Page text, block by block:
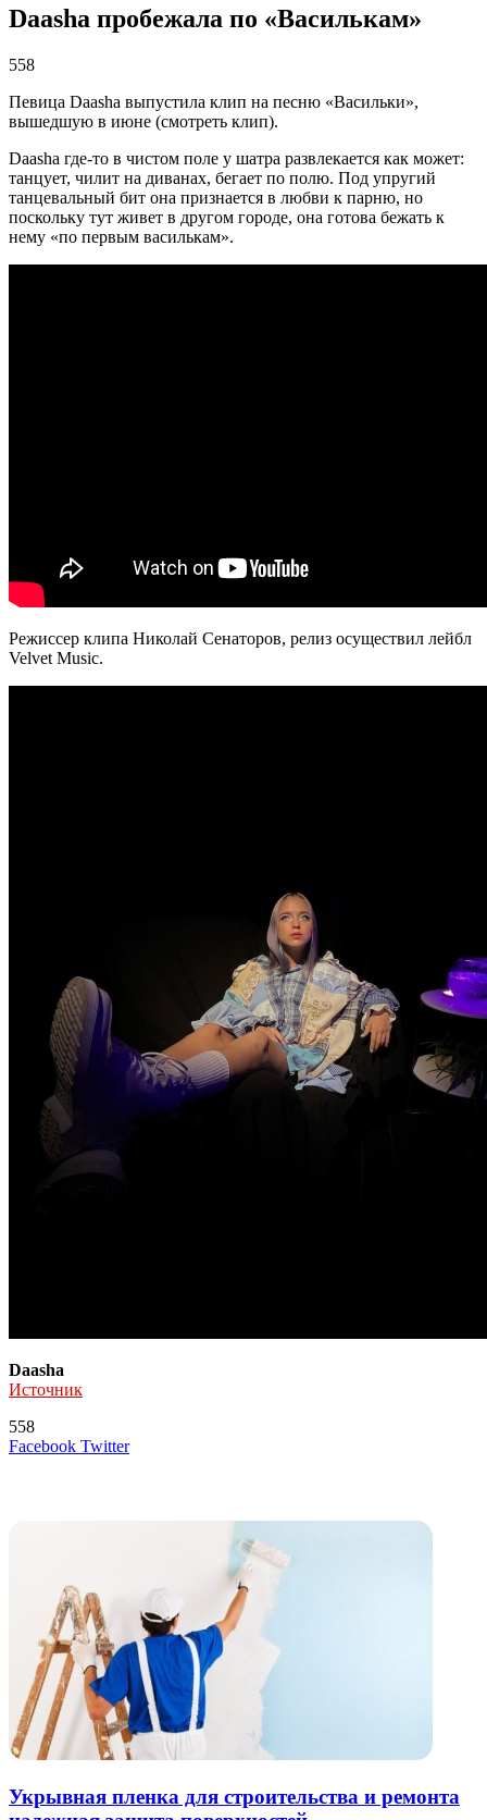
Daasha пробежала по «Василькам»
558
Певица Daasha выпустила клип на песню «Васильки»,
вышедшую в июне (смотреть клип).
Daasha где-то в чистом поле у шатра развлекается как может:
танцует, чилит на диванах, бегает по полю. Под упругий
танцевальный бит она признается в любви к парню, но
поскольку тут живет в другом городе, она готова бежать к
нему «по первым василькам».
Режиссер клипа Николай Сенаторов, релиз осуществил лейбл
Velvet Music.
Daasha
Источник
558
Facebook TwitterLinkedIn
Tumblr
Reddit
Вконтакте
Одноклассники
Skype
Messenger
Messenger
WhatsApp
Telegram
Viber
Line
Поделиться
Печатать
Укрывная пленка для строительства и ремонта